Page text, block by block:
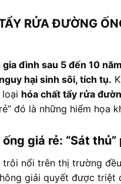
RỬA ĐƯỜNG
đình sau 5 đến 10
hại sinh sôi, tích tụ.
hóa chất tẩy rửa
đó là những hiểm
giá rẻ: “Sát
nổi trên thị trường
giải quyết được